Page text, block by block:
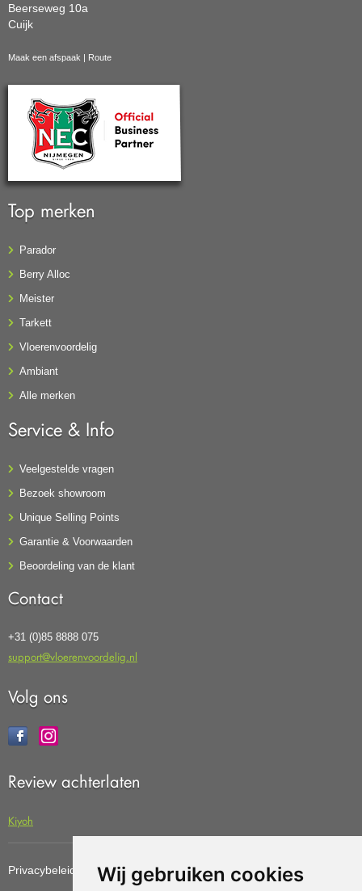
Wij gebruiken cookies
Beerseweg 10a
Cuijk
Maak een afspaak Route
Top merken
Parador
Berry Alloc
Meister
Tarkett
Vloerenvoordelig
Ambiant
Alle merken
Service & Info
Veelgestelde vragen
Bezoek showroom
Unique Selling Points
Garantie & Voorwaarden
Beoordeling van de klant
Contact
+31 (0)85 8888 075
support@vloerenvoordelig.nl
Volg ons
Review achterlaten
Kiyoh
Privacybeleid Cookiebeleid Update cookies preferences